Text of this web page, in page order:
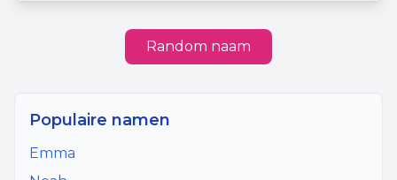
Random naam
Populaire namen
Emma